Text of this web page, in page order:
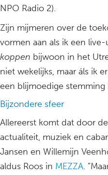
NPO Radio 2).
Zijn mijmeren over de
vormen aan als ik een
koppen bijwoon in het
niet wekelijks, maar áls ik
een blijmoedige stemming
Bijzondere sfeer
Allereerst komt dat door
actualiteit, muziek en
Jansen en Willemijn
aldus Roos in MEZZA.